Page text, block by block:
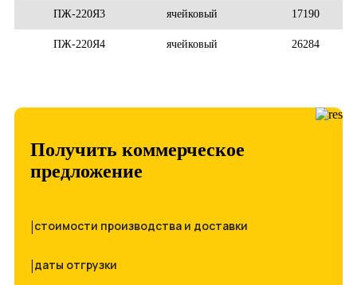
ПЖ-220Я3 ячейковый 17190
ПЖ-220Я4 ячейковый 26284
Получить коммерческое
предложение
|стоимости производства и доставки
|даты отгрузки